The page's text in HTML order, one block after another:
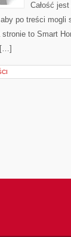
Całość
po treści
stronie to Smart
[…]